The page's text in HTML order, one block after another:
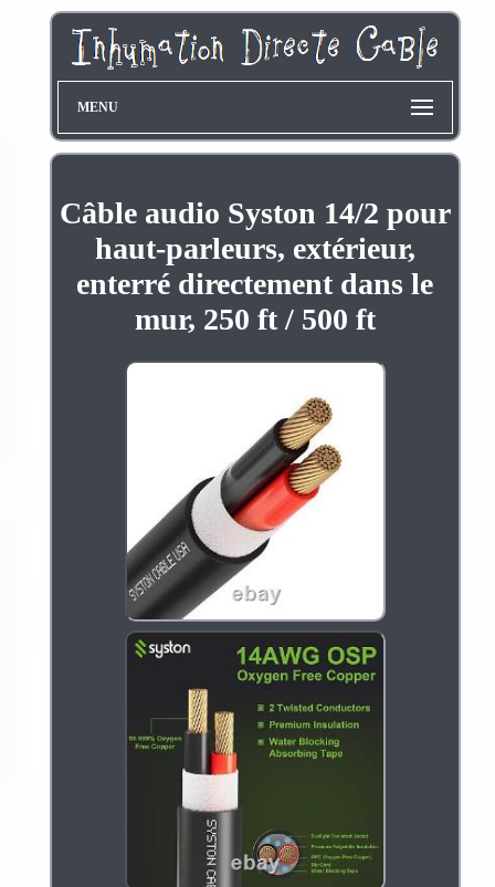
MENU
Câble audio Syston 14/2 pour
haut-parleurs, extérieur,
enterré directement dans le
mur, 250 ft / 500 ft